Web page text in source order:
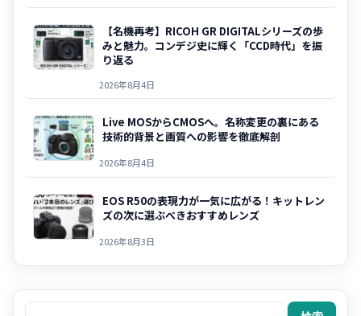
【名機再考】RICOH GR DIGITALシリーズの歩
みと魅力。コンデジ史に輝く「CCD時代」を振
り返る
2026年8月4日
Live MOSからCMOSへ。名称変更の裏にある
技術的背景と画質への影響を徹底解剖
2026年8月4日
EOS R50の表現力が一気に広がる！キットレン
ズの次に選ぶべきおすすめレンズ
2026年8月3日
検索